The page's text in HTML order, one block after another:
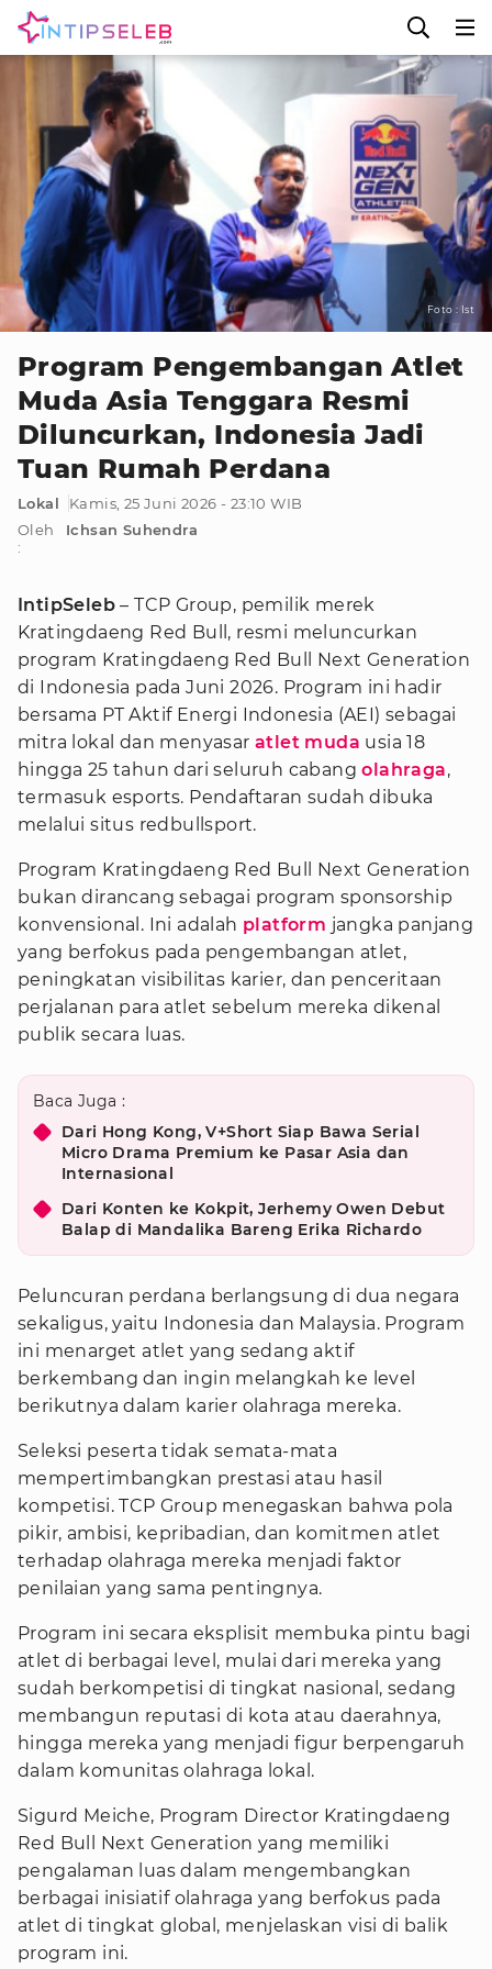
Foto : Ist
Program Pengembangan Atlet
Muda Asia Tenggara Resmi
Diluncurkan, Indonesia Jadi
Tuan Rumah Perdana
Lokal
Kamis, 25 Juni 2026 - 23:10 WIB
Oleh
:
Ichsan Suhendra
IntipSeleb – TCP Group, pemilik merek
Kratingdaeng Red Bull, resmi meluncurkan
program Kratingdaeng Red Bull Next Generation
di Indonesia pada Juni 2026. Program ini hadir
bersama PT Aktif Energi Indonesia (AEI) sebagai
mitra lokal dan menyasar atlet muda usia 18
hingga 25 tahun dari seluruh cabangolahraga,
termasuk esports. Pendaftaran sudah dibuka
melalui situs redbullsport.
Program Kratingdaeng Red Bull Next Generation
bukan dirancang sebagai program sponsorship
konvensional. Ini adalah platform jangka panjang
yang berfokus pada pengembangan atlet,
peningkatan visibilitas karier, dan penceritaan
perjalanan para atlet sebelum mereka dikenal
publik secara luas.
Baca Juga :
Dari Hong Kong, V+Short Siap Bawa Serial
Micro Drama Premium ke Pasar Asia dan
Internasional
Dari Konten ke Kokpit, Jerhemy Owen Debut
Balap di Mandalika Bareng Erika Richardo
Peluncuran perdana berlangsung di dua negara
sekaligus, yaitu Indonesia dan Malaysia. Program
ini menarget atlet yang sedang aktif
berkembang dan ingin melangkah ke level
berikutnya dalam karier olahraga mereka.
Seleksi peserta tidak semata-mata
mempertimbangkan prestasi atau hasil
kompetisi. TCP Group menegaskan bahwa pola
pikir, ambisi, kepribadian, dan komitmen atlet
terhadap olahraga mereka menjadi faktor
penilaian yang sama pentingnya.
Program ini secara eksplisit membuka pintu bagi
atlet di berbagai level, mulai dari mereka yang
sudah berkompetisi di tingkat nasional, sedang
membangun reputasi di kota atau daerahnya,
hingga mereka yang menjadi figur berpengaruh
dalam komunitas olahraga lokal.
Sigurd Meiche, Program Director Kratingdaeng
Red Bull Next Generation yang memiliki
pengalaman luas dalam mengembangkan
berbagai inisiatif olahraga yang berfokus pada
atlet di tingkat global, menjelaskan visi di balik
program ini.